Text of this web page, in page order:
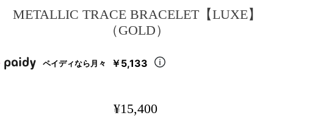
METALLIC TRACE BRACELET【LUXE】
（GOLD）
ペイディなら月々 ￥5,133
¥15,400